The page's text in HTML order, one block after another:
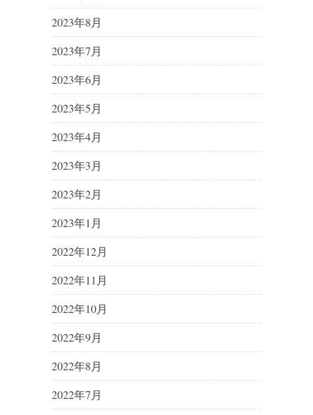
2023年8月
2023年7月
2023年6月
2023年5月
2023年4月
2023年3月
2023年2月
2023年1月
2022年12月
2022年11月
2022年10月
2022年9月
2022年8月
2022年7月